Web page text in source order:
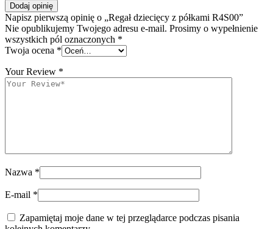
Dodaj opinię
Napisz pierwszą opinię o „Regał dziecięcy z półkami R4S00”
Nie opublikujemy Twojego adresu e-mail. Prosimy o wypełnienie
wszystkich pól oznaczonych *
Twoja ocena *
Your Review *
Nazwa *
E-mail *
Zapamiętaj moje dane w tej przeglądarce podczas pisania